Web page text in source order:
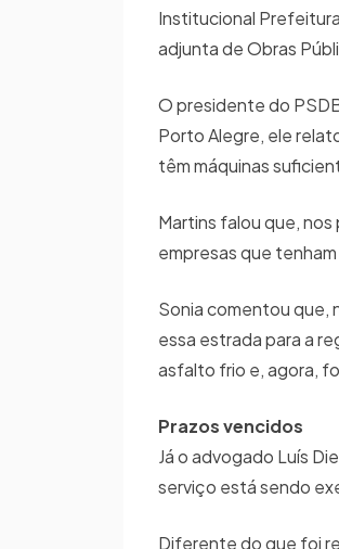
Institucional
adjunta de Obras
O presidente do
Porto Alegre, ele
têm máquinas
Martins falou que, nos
empresas que
Sonia comentou que,
essa estrada para a
asfalto frio e, agora,
Prazos vencidos
Já o advogado Luís
serviço está sendo
Diferente do que foi